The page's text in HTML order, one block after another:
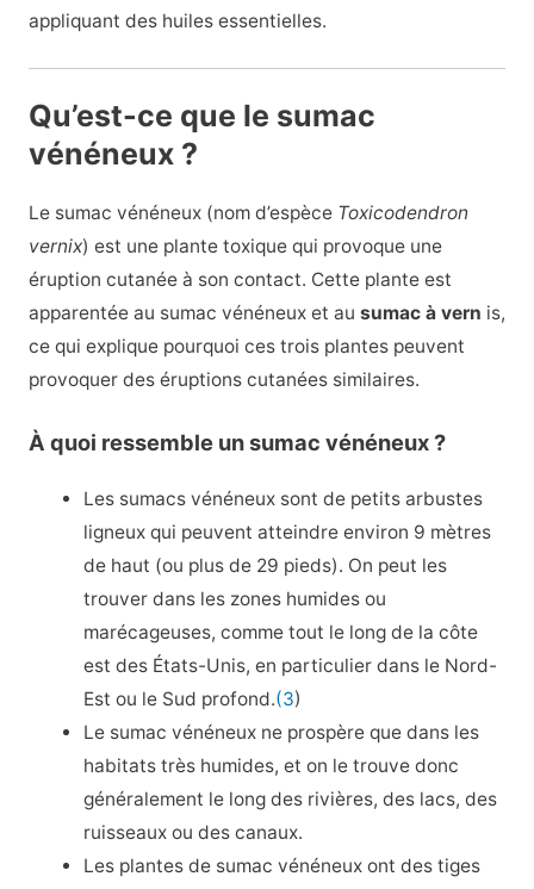
appliquant des huiles essentielles.
Qu’est-ce que le sumac
vénéneux ?
Le sumac vénéneux (nom d’espèce Toxicodendron
vernix) est une plante toxique qui provoque une
éruption cutanée à son contact. Cette plante est
apparentée au sumac vénéneux et au sumac à vern is,
ce qui explique pourquoi ces trois plantes peuvent
provoquer des éruptions cutanées similaires.
À quoi ressemble un sumac vénéneux ?
Les sumacs vénéneux sont de petits arbustes
ligneux qui peuvent atteindre environ 9 mètres
de haut (ou plus de 29 pieds). On peut les
trouver dans les zones humides ou
marécageuses, comme tout le long de la côte
est des États-Unis, en particulier dans le Nord-
Est ou le Sud profond.(3)
Le sumac vénéneux ne prospère que dans les
habitats très humides, et on le trouve donc
généralement le long des rivières, des lacs, des
ruisseaux ou des canaux.
Les plantes de sumac vénéneux ont des tiges